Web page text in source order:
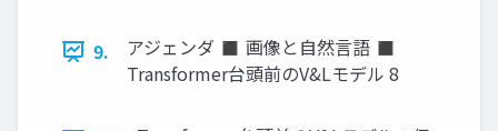
9.
アジェンダ ◼ 画像と自然言語 ◼
Transformer台頭前のV&Lモデル 8